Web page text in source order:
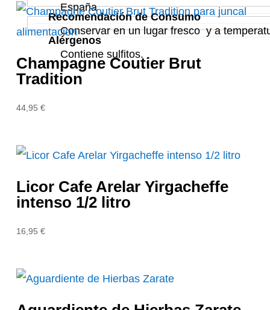
España
Recomendación de Consumo
Conservar en un lugar fresco y a
Alérgenos
Contiene sulfitos.
Champagne Coutier Brut
Tradition
44,95€
Licor Cafe Arelar Yirgacheffe
intenso 1/2 litro
16,95€